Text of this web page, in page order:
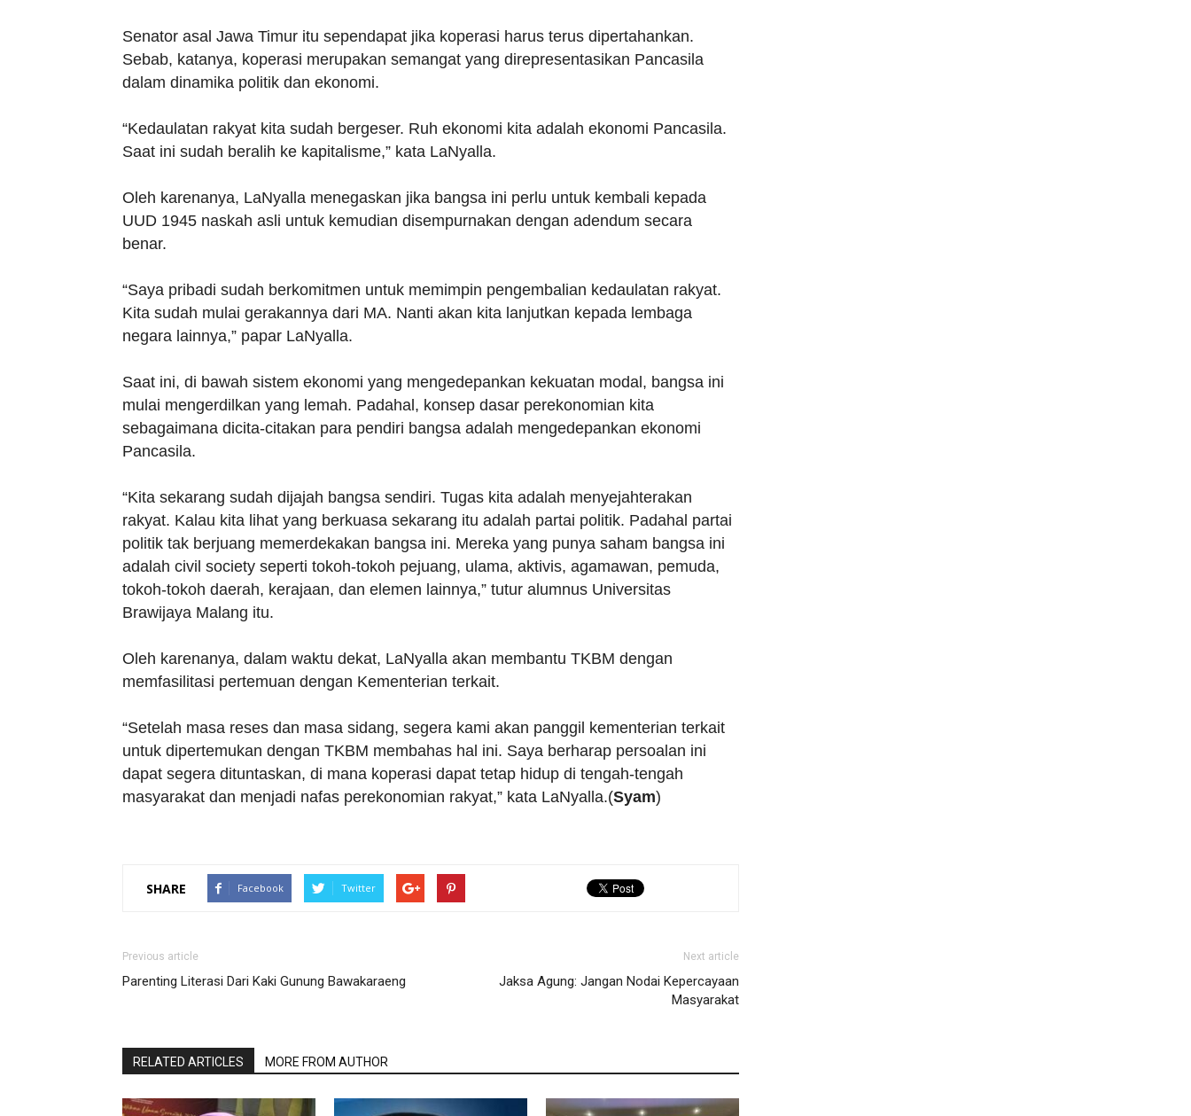
Senator asal Jawa Timur itu sependapat jika koperasi harus terus dipertahankan.
Sebab, katanya, koperasi merupakan semangat yang direpresentasikan Pancasila
dalam dinamika politik dan ekonomi.
“Kedaulatan rakyat kita sudah bergeser. Ruh ekonomi kita adalah ekonomi Pancasila.
Saat ini sudah beralih ke kapitalisme,” kata LaNyalla.
Oleh karenanya, LaNyalla menegaskan jika bangsa ini perlu untuk kembali kepada
UUD 1945 naskah asli untuk kemudian disempurnakan dengan adendum secara
benar.
“Saya pribadi sudah berkomitmen untuk memimpin pengembalian kedaulatan rakyat.
Kita sudah mulai gerakannya dari MA. Nanti akan kita lanjutkan kepada lembaga
negara lainnya,” papar LaNyalla.
Saat ini, di bawah sistem ekonomi yang mengedepankan kekuatan modal, bangsa ini
mulai mengerdilkan yang lemah. Padahal, konsep dasar perekonomian kita
sebagaimana dicita-citakan para pendiri bangsa adalah mengedepankan ekonomi
Pancasila.
“Kita sekarang sudah dijajah bangsa sendiri. Tugas kita adalah menyejahterakan
rakyat. Kalau kita lihat yang berkuasa sekarang itu adalah partai politik. Padahal partai
politik tak berjuang memerdekakan bangsa ini. Mereka yang punya saham bangsa ini
adalah civil society seperti tokoh-tokoh pejuang, ulama, aktivis, agamawan, pemuda,
tokoh-tokoh daerah, kerajaan, dan elemen lainnya,” tutur alumnus Universitas
Brawijaya Malang itu.
Oleh karenanya, dalam waktu dekat, LaNyalla akan membantu TKBM dengan
memfasilitasi pertemuan dengan Kementerian terkait.
“Setelah masa reses dan masa sidang, segera kami akan panggil kementerian terkait
untuk dipertemukan dengan TKBM membahas hal ini. Saya berharap persoalan ini
dapat segera dituntaskan, di mana koperasi dapat tetap hidup di tengah-tengah
masyarakat dan menjadi nafas perekonomian rakyat,” kata LaNyalla.(Syam)
SHARE Facebook Twitter
Previous article
Parenting Literasi Dari Kaki Gunung Bawakaraeng
Next article
Jaksa Agung: Jangan Nodai Kepercayaan
Masyarakat
RELATED ARTICLES MORE FROM AUTHOR